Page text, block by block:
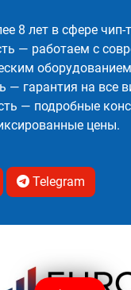
8 лет в сфере чип-
— работаем с
— гарантия на все
— подробные
цены.
Telegram